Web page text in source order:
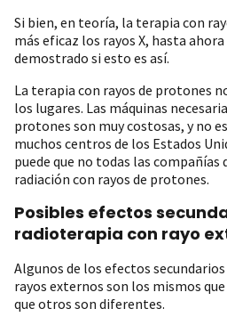
Si bien, en teoría, la terapia con
más eficaz los rayos X, hasta
demostrado si esto es así.
La terapia con rayos de protones
los lugares. Las máquinas
protones son muy costosas, y no
muchos centros de los Estados
puede que no todas las compañías
radiación con rayos de protones.
Posibles efectos
radioterapia con rayo
Algunos de los efectos
rayos externos son los mismos
que otros son diferentes.